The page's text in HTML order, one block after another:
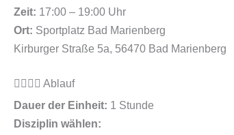
Zeit: 17:00 – 19:00 Uhr
Ort: Sportplatz Bad Marienberg
Kirburger Straße 5a, 56470 Bad Marienberg
🏃‍♀️🚴‍♂️ Ablauf
Dauer der Einheit: 1 Stunde
Disziplin wählen: